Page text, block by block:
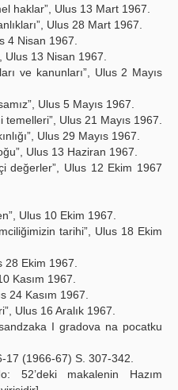
haklar”, Ulus 13 Mart 1967.
Ulus 28 Mart 1967.
4 Nisan 1967.
13 Nisan 1967.
ve kanunları”, Ulus 2 Mayıs
Ulus 5 Mayıs 1967.
Ulus 21 Mayıs 1967.
Ulus 29 Mayıs 1967.
Ulus 13 Haziran 1967.
değerler”, Ulus 12 Ekim 1967
Ulus 10 Ekim 1967.
tarihi”, Ulus 18 Ekim
28 Ekim 1967.
Kasım 1967.
24 Kasım 1967.
Ulus 16 Aralık 1967.
I gradova na pocatku
17 (1966-67) S. 307-342.
52’deki makalenin Hazım